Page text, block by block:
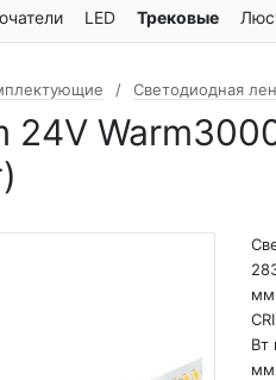
LED Трековые
Светодиодная
24V
Вт